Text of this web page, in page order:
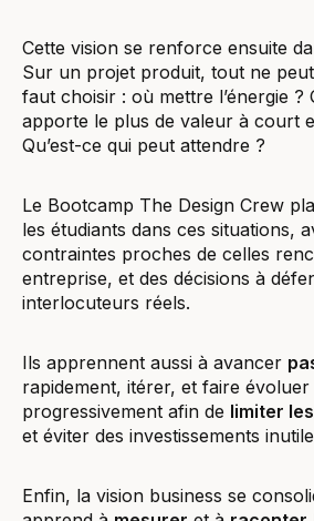
Cette vision se renforce ensuite
Sur un projet produit, tout ne
faut choisir : où mettre l’énergie ?
apporte le plus de valeur à court
Qu’est-ce qui peut attendre ?
Le Bootcamp The Design Crew
les étudiants dans ces situations,
contraintes proches de celles
entreprise, et des décisions à
interlocuteurs réels.
Ils apprennent aussi à avancer
rapidement, itérer, et faire
progressivement afin de limiter
et éviter des investissements
Enfin, la vision business se